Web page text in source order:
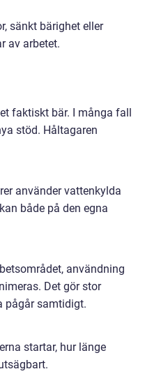
sänkt bärighet eller
av arbetet.
faktiskt bär. I många fall
stöd. Håltagaren
använder vattenkylda
både på den egna
användning
Det gör stor
pågår samtidigt.
startar, hur länge